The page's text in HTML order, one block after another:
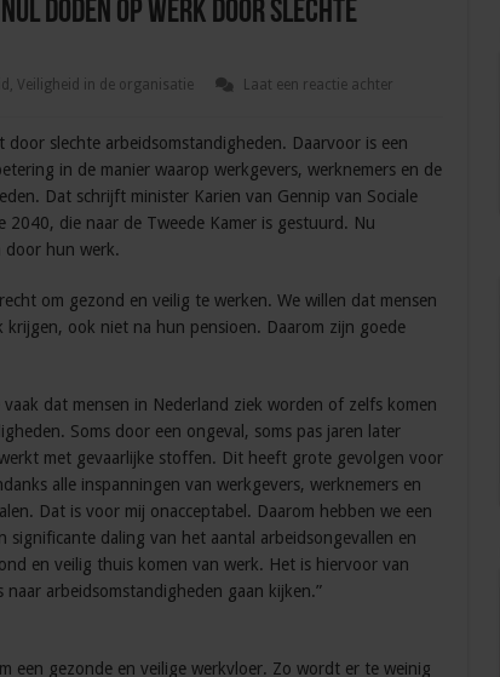
nul doden op werk door slechte
, Veiligheid in de organisatie
Laat een reactie achter
slechte arbeidsomstandigheden. Daarvoor is een
in de manier waarop werkgevers, werknemers en de
Dat schrijft minister Karien van Gennip van Sociale
2040, die naar de Tweede Kamer is gestuurd. Nu
door hun werk.
om gezond en veilig te werken. We willen dat mensen
ook niet na hun pensioen. Daarom zijn goede
dat mensen in Nederland ziek worden of zelfs komen
Soms door een ongeval, soms pas jaren later
met gevaarlijke stoffen. Dit heeft grote gevolgen voor
alle inspanningen van werkgevers, werknemers en
Dat is voor mij onacceptabel. Daarom hebben we een
significante daling van het aantal arbeidsongevallen en
en veilig thuis komen van werk. Het is hiervoor van
arbeidsomstandigheden gaan kijken.”
een gezonde en veilige werkvloer. Zo wordt er te weinig